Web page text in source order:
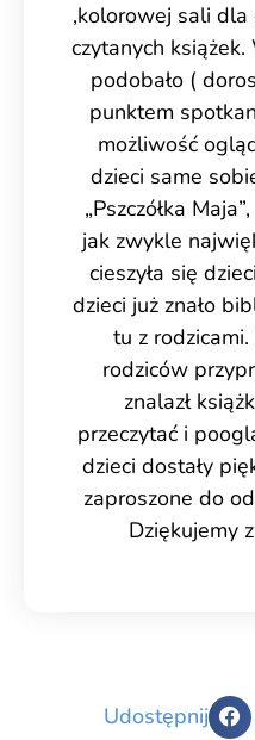
,kolorowej sali dla
czytanych
podobało (
punktem
możliwość
dzieci same
„Pszczółka
jak zwykle
cieszyła się
dzieci już znało
tu z
rodziców
znalazł
przeczytać i
dzieci dostały
zaproszone do
Dziękujemy
Udostępnij